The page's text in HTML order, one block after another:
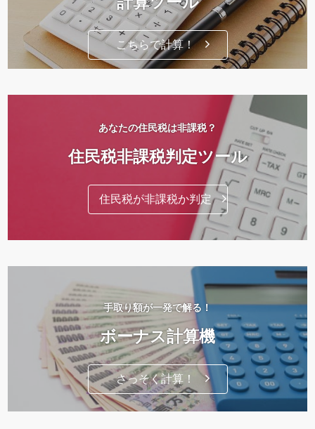
こちらで計算！
あなたの住民税は非課税？
住民税非課税判定ツール
住民税が非課税か判定
手取り額が一発で解る！
ボーナス計算機
さっそく計算！